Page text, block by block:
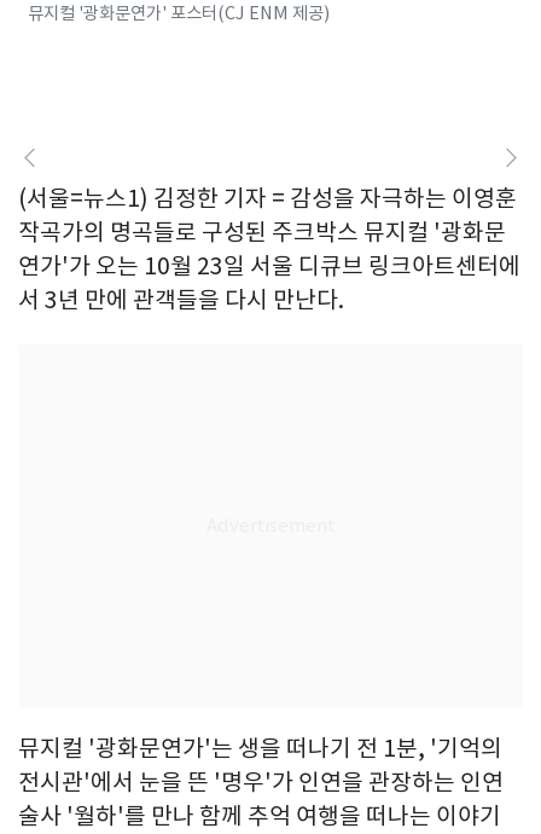
뮤지컬 '광화문연가' 포스터(CJ ENM 제공)
(서울=뉴스1) 김정한 기자 = 감성을 자극하는 이영훈
작곡가의 명곡들로 구성된 주크박스 뮤지컬 '광화문
연가'가 오는 10월 23일 서울 디큐브 링크아트센터에
서 3년 만에 관객들을 다시 만난다.
뮤지컬 '광화문연가'는 생을 떠나기 전 1분, '기억의
전시관'에서 눈을 뜬 '명우'가 인연을 관장하는 인연
술사 '월하'를 만나 함께 추억 여행을 떠나는 이야기